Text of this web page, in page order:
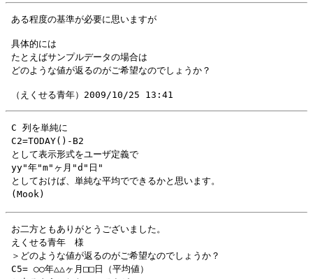
具体的には
たとえばサンプルデータの場合は
C 列を単純に
C2=TODAY()-B2
として表示形式をユーザ定義で
yy"年"m"ヶ月"d"日"
としておけば、単純な平均でできるかと思います。
お二方ともありがとうございました。
えくせる青年　様
＞どのような値が返るのがご希望なのでしょうか？
C5= ○○年△△ヶ月□□日（平均値）